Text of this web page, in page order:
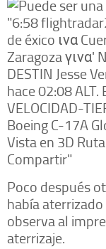
Poco después
había
observa al
aterrizaje.